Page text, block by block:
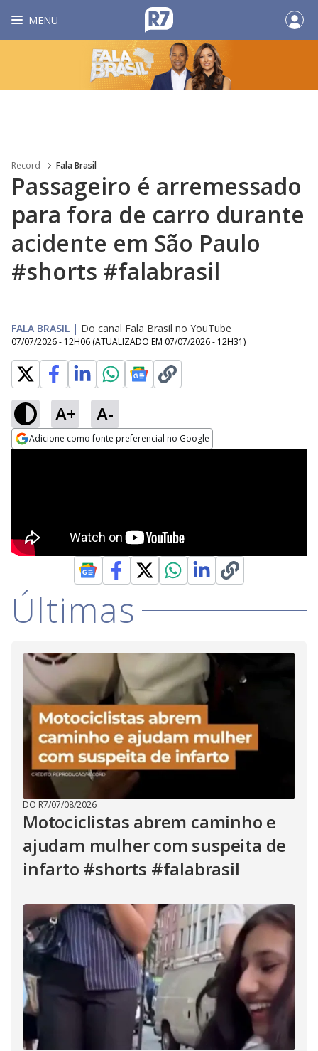
MENU
Record Fala Brasil
Passageiro é arremessado
para fora de carro durante
acidente em São Paulo
#shorts #falabrasil
FALA BRASIL | Do canal Fala Brasil no YouTube
07/07/2026 - 12H06 (ATUALIZADO EM 07/07/2026 - 12H31)
A+ A-
Adicione como fonte preferencial no Google
Últimas
DO R7/07/08/2026
Motociclistas abrem caminho e
ajudam mulher com suspeita de
infarto #shorts #falabrasil